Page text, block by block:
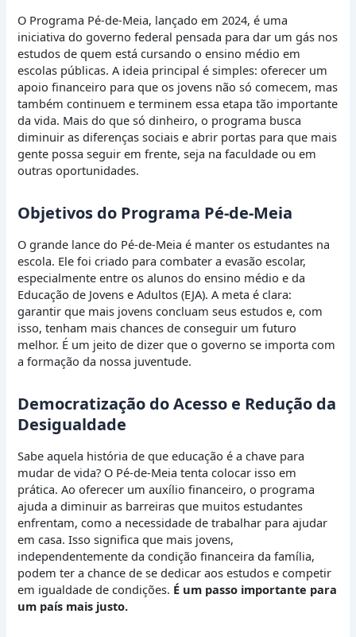
O Programa Pé-de-Meia, lançado em 2024, é uma
iniciativa do governo federal pensada para dar um gás nos
estudos de quem está cursando o ensino médio em
escolas públicas. A ideia principal é simples: oferecer um
apoio financeiro para que os jovens não só comecem, mas
também continuem e terminem essa etapa tão importante
da vida. Mais do que só dinheiro, o programa busca
diminuir as diferenças sociais e abrir portas para que mais
gente possa seguir em frente, seja na faculdade ou em
outras oportunidades.
Objetivos do Programa Pé-de-Meia
O grande lance do Pé-de-Meia é manter os estudantes na
escola. Ele foi criado para combater a evasão escolar,
especialmente entre os alunos do ensino médio e da
Educação de Jovens e Adultos (EJA). A meta é clara:
garantir que mais jovens concluam seus estudos e, com
isso, tenham mais chances de conseguir um futuro
melhor. É um jeito de dizer que o governo se importa com
a formação da nossa juventude.
Democratização do Acesso e Redução da
Desigualdade
Sabe aquela história de que educação é a chave para
mudar de vida? O Pé-de-Meia tenta colocar isso em
prática. Ao oferecer um auxílio financeiro, o programa
ajuda a diminuir as barreiras que muitos estudantes
enfrentam, como a necessidade de trabalhar para ajudar
em casa. Isso significa que mais jovens,
independentemente da condição financeira da família,
podem ter a chance de se dedicar aos estudos e competir
em igualdade de condições. É um passo importante para
um país mais justo.